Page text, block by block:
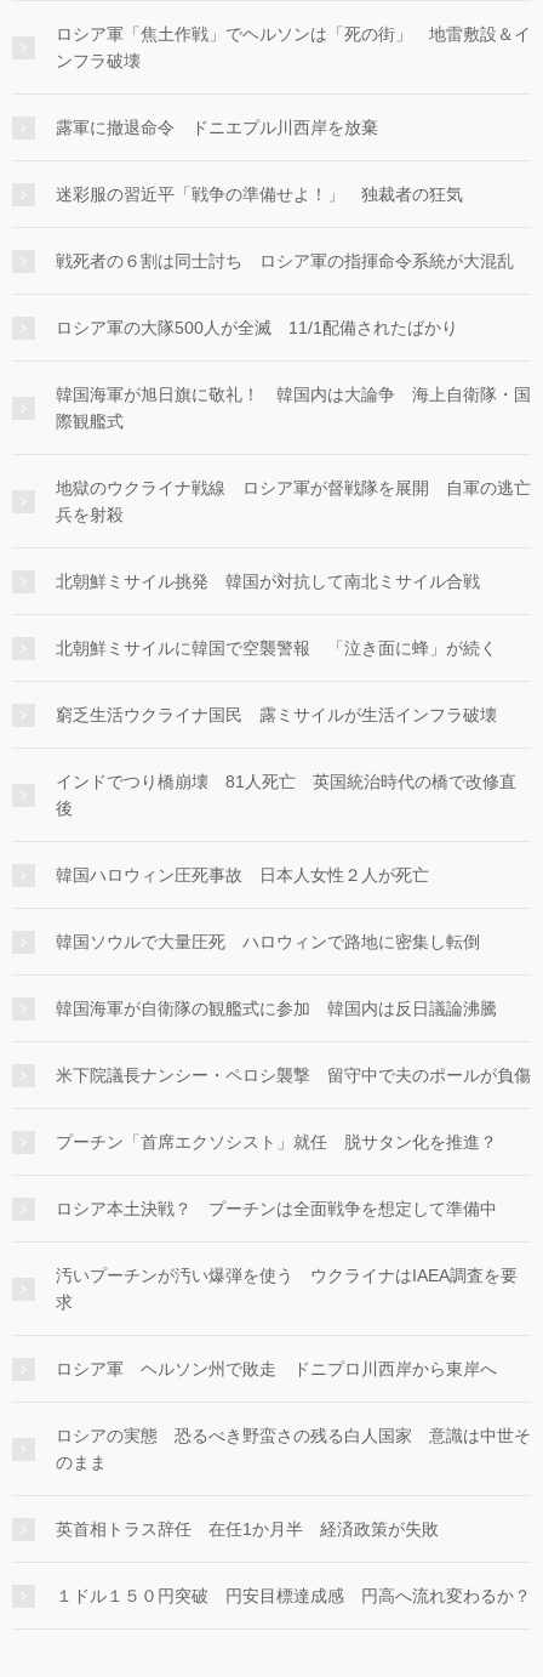
ロシア軍「焦土作戦」でヘルソンは「死の街」 地雷敷設＆イ
ンフラ破壊
露軍に撤退命令 ドニエプル川西岸を放棄
迷彩服の習近平「戦争の準備せよ！」 独裁者の狂気
戦死者の６割は同士討ち ロシア軍の指揮命令系統が大混乱
ロシア軍の大隊500人が全滅 11/1配備されたばかり
韓国海軍が旭日旗に敬礼！ 韓国内は大論争 海上自衛隊・国
際観艦式
地獄のウクライナ戦線 ロシア軍が督戦隊を展開 自軍の逃亡
兵を射殺
北朝鮮ミサイル挑発 韓国が対抗して南北ミサイル合戦
北朝鮮ミサイルに韓国で空襲警報 「泣き面に蜂」が続く
窮乏生活ウクライナ国民 露ミサイルが生活インフラ破壊
インドでつり橋崩壊 81人死亡 英国統治時代の橋で改修直
後
韓国ハロウィン圧死事故 日本人女性２人が死亡
韓国ソウルで大量圧死 ハロウィンで路地に密集し転倒
韓国海軍が自衛隊の観艦式に参加 韓国内は反日議論沸騰
米下院議長ナンシー・ペロシ襲撃 留守中で夫のポールが負傷
プーチン「首席エクソシスト」就任 脱サタン化を推進？
ロシア本土決戦？ プーチンは全面戦争を想定して準備中
汚いプーチンが汚い爆弾を使う ウクライナはIAEA調査を要
求
ロシア軍 ヘルソン州で敗走 ドニプロ川西岸から東岸へ
ロシアの実態 恐るべき野蛮さの残る白人国家 意識は中世そ
のまま
英首相トラス辞任 在任1か月半 経済政策が失敗
１ドル１５０円突破 円安目標達成感 円高へ流れ変わるか？